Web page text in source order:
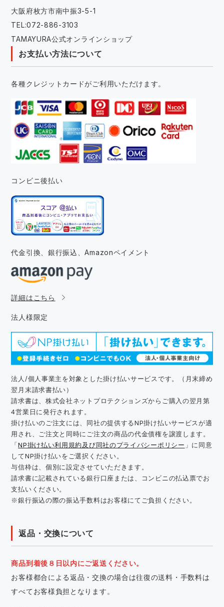
大阪府枚方市南中振3-5-1
TEL:072-886-3103
TAMAYURA公式オンラインショップ
お支払い方法について
各種クレジットカードがご利用いただけます。
コンビニ後払い
代金引換、銀行振込、Amazonペイメント
詳細はこちら
法人様限定
法人/個人事業主を対象とした掛け払いサービスです。（月末締め
翌月末請求書払い）
請求書は、株式会社ネットプロテクションズからご購入の翌月第
4営業日に発行されます。
掛け払いのご注文には、同社の提供するNP掛け払いサービスが適
用され、ご注文と同時にご注文の商品の代金債権を譲渡します。
「NP掛け払い利用規約及び同社のプライバシーポリシー 」に同意
してNP掛け払いをご選択ください。
与信枠は、個別に設定させていただきます。
請求書に記載されている銀行口座または、コンビニの払込票でお
支払いください。
※銀行振込の際の振込手数料はお客様にてご負担ください。
返品・交換について
商品到着後８日以内にご返送ください。
お客様都合による返品・交換の場合は往復の送料・手数料は
すべてお客様負担となります。